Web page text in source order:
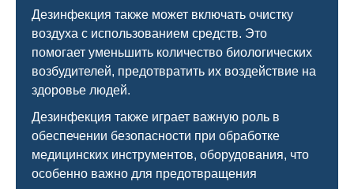
Дезинфекция также может включать очистку
воздуха с использованием средств. Это
помогает уменьшить количество биологических
возбудителей, предотвратить их воздействие на
здоровье людей.
Дезинфекция также играет важную роль в
обеспечении безопасности при обработке
медицинских инструментов, оборудования, что
особенно важно для предотвращения